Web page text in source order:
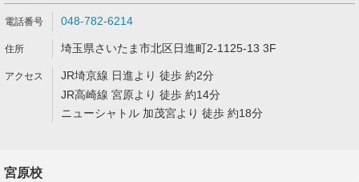
048-782-6214
埼玉県さいたま市北区日進町2-1125-13 3F
JR埼京線 日進より 徒歩 約2分
JR高崎線 宮原より 徒歩 約14分
ニューシャトル 加茂宮より 徒歩 約18分
宮原校